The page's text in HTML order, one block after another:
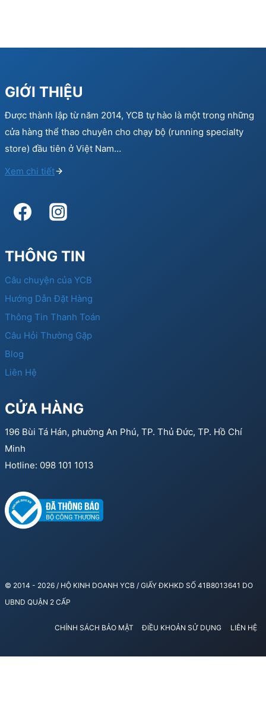
GIỚI THIỆU
Được thành lập từ năm 2014, YCB tự hào là một trong những
cửa hàng thể thao chuyên cho chạy bộ (running specialty
store) đầu tiên ở Việt Nam…
Xem chi tiết
THÔNG TIN
Câu chuyện của YCB
Hướng Dẫn Đặt Hàng
Thông Tin Thanh Toán
Câu Hỏi Thường Gặp
Blog
Liên Hệ
CỬA HÀNG
196 Bùi Tá Hán, phường An Phú, TP. Thủ Đức, TP. Hồ Chí
Minh
Hotline: 098 101 1013
© 2014 - 2026 / HỘ KINH DOANH YCB / GIẤY ĐKHKD SỐ 41B8013641 DO
UBND QUẬN 2 CẤP
CHÍNH SÁCH BẢO MẬT ĐIỀU KHOẢN SỬ DỤNG LIÊN HỆ